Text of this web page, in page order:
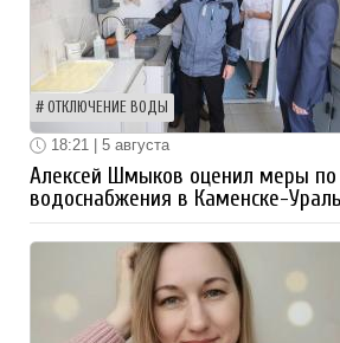
ОТКЛЮЧЕНИЕ ВОДЫ
18:21 | 5 августа
Алексей Шмыков оценил меры по
водоснабжения в Каменске-